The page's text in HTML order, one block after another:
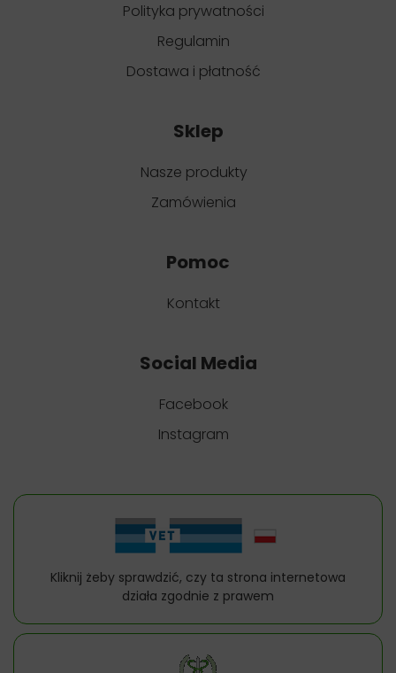
Polityka prywatności
Regulamin
Dostawa i płatność
Sklep
Nasze produkty
Zamówienia
Pomoc
Kontakt
Social Media
Facebook
Instagram
Kliknij żeby sprawdzić, czy ta strona internetowa
działa zgodnie z prawem